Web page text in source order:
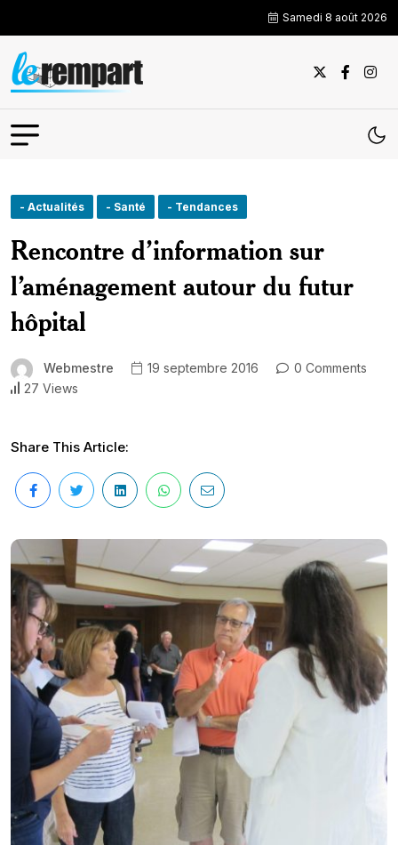
Samedi 8 août 2026
- Actualités - Santé - Tendances
Rencontre d’information sur
l’aménagement autour du futur
hôpital
Webmestre 19 septembre 2016
0 Comments
27 Views
Share This Article: